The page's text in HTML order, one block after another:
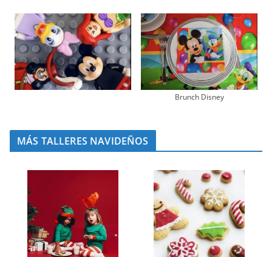
Brunch Disney
MÁS TALLERES NAVIDEÑOS